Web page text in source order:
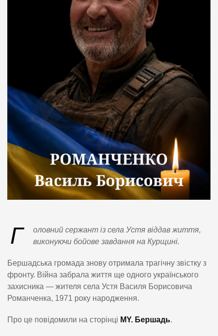
Г
оловний сержант із села Устя віддав життя,
виконуючи бойове завдання на Курщині.
Бершадська громада знову отримала трагічну звістку з
фронту. Війна забрала життя ще одного українського
захисника — жителя села Устя Василя Борисовича
Романченка, 1971 року народження.
Про це повідомили на сторінці MY. Бершадь.